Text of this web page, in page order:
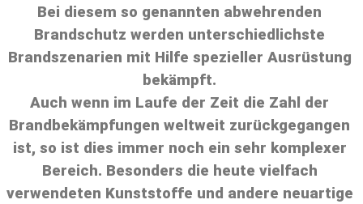
Bei diesem so genannten abwehrenden
Brandschutz werden unterschiedlichste
Brandszenarien mit Hilfe spezieller Ausrüstung
bekämpft.
Auch wenn im Laufe der Zeit die Zahl der
Brandbekämpfungen weltweit zurückgegangen
ist, so ist dies immer noch ein sehr komplexer
Bereich. Besonders die heute vielfach
verwendeten Kunststoffe und andere neuartige